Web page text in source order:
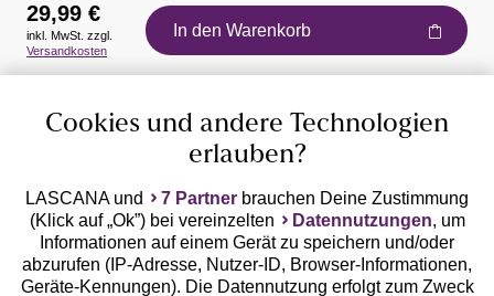
Auszeichnungen
Geprüfte Sicherheit
29,99 €
inkl. MwSt. zzgl.
Versandkosten
In den Warenkorb
Cookies und andere Technologien
erlauben?
LASCANA und 7 Partner brauchen Deine Zustimmung
(Klick auf „Ok”) bei vereinzelten
Datennutzungen, um
Informationen auf einem Gerät zu speichern und/oder
abzurufen (IP-Adresse, Nutzer-ID, Browser-Informationen,
Geräte-Kennungen). Die Datennutzung erfolgt zum Zweck